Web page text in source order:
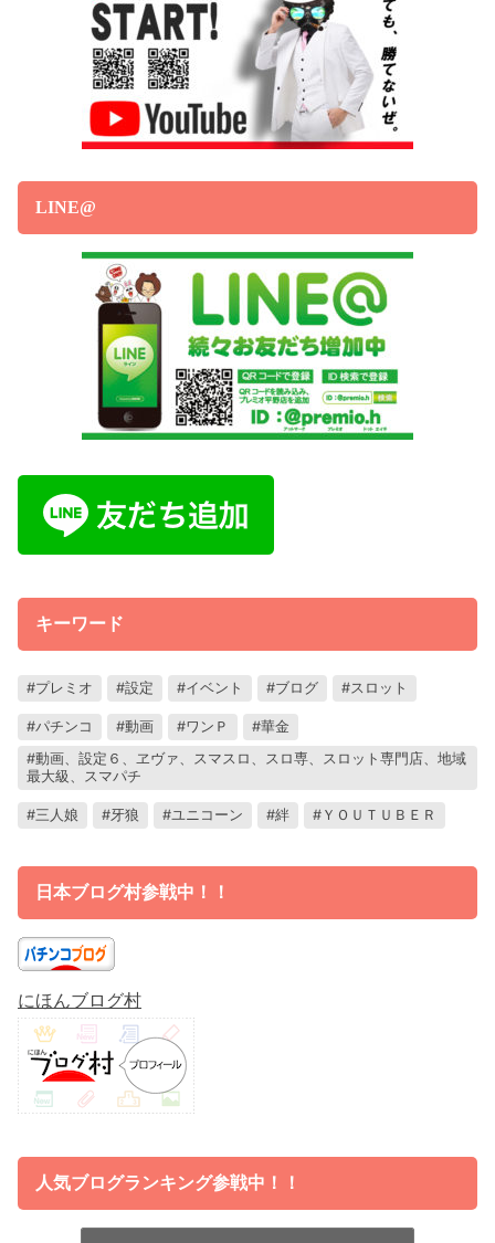
LINE@
キーワード
プレミオ 設定 イベント ブログ スロット
パチンコ 動画 ワンＰ
華金
動画、設定６、ヱヴァ、スマスロ、スロ専、スロット専門店、地域
最大級、スマパチ
三人娘 牙狼 ユニコーン 絆 ＹＯＵＴＵＢＥＲ
日本ブログ村参戦中！！
にほんブログ村
人気ブログランキング参戦中！！